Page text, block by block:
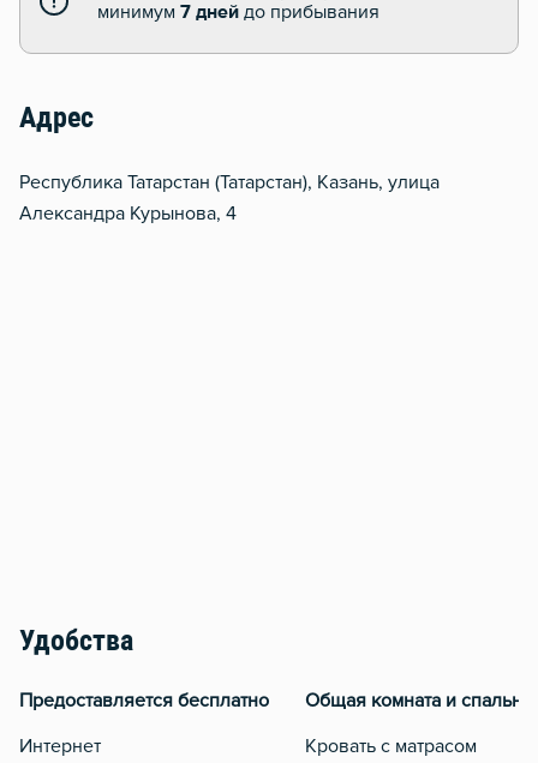
минимум 7 дней до прибывания
Адрес
Республика Татарстан (Татарстан), Казань, улица
Александра Курынова, 4
Удобства
Предоставляется бесплатно
Интернет
Общая комната и спальня
Кровать с матрасом